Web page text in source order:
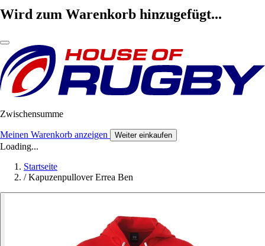
Wird zum Warenkorb hinzugefügt...
Zwischensumme
Meinen Warenkorb anzeigen Weiter einkaufen
Loading...
Startseite
/ Kapuzenpullover Errea Ben